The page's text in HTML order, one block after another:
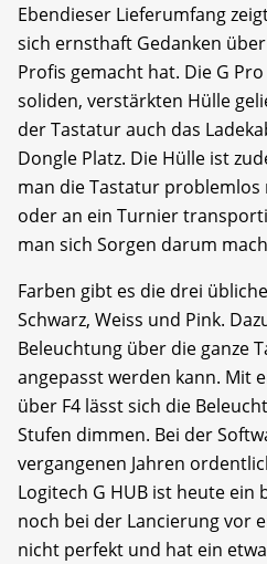
Ebendieser Lieferumfang
sich ernsthaft Gedanken
Profis gemacht hat. Die G
soliden, verstärkten Hülle
der Tastatur auch das
Dongle Platz. Die Hülle ist
man die Tastatur problemlos
oder an ein Turnier
man sich Sorgen darum
Farben gibt es die drei
Schwarz, Weiss und Pink.
Beleuchtung über die ganze
angepasst werden kann. Mit
über F4 lässt sich die
Stufen dimmen. Bei der
vergangenen Jahren
Logitech G HUB ist heute ein
noch bei der Lancierung vor
nicht perfekt und hat ein